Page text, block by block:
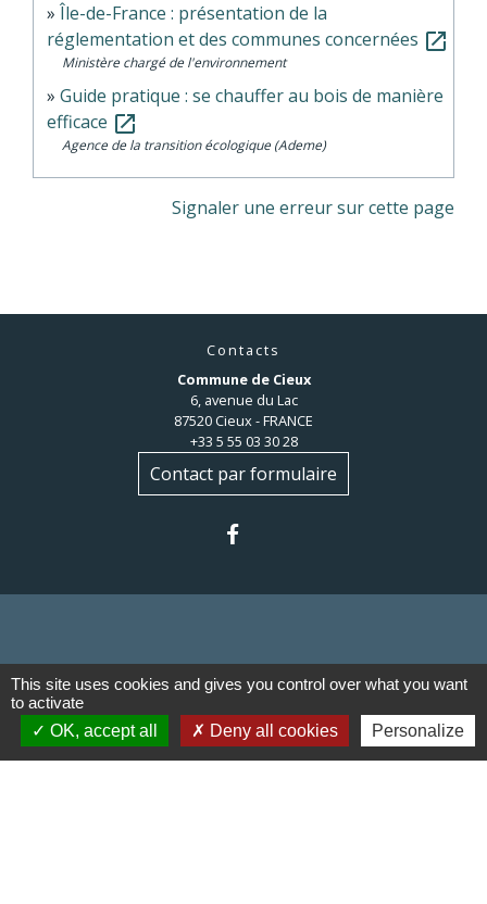
Île-de-France : présentation de la
réglementation et des communes concernées open_in_new
Ministère chargé de l'environnement
Guide pratique : se chauffer au bois de manière
efficace open_in_new
Agence de la transition écologique (Ademe)
Signaler une erreur sur cette page
Contacts
Commune de Cieux
6, avenue du Lac
87520 Cieux - FRANCE
+33 5 55 03 30 28
Contact par formulaire
Liens
Communauté de communes du
Haut Limousin
This site uses cookies and gives you control over what you want
to activate
OK, accept all
Deny all cookies Personalize